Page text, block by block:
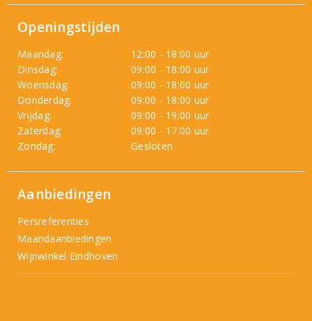
Openingstijden
Maandag:
12:00 - 18:00 uur
Dinsdag:
09:00 - 18:00 uur
Woensdag:
09:00 - 18:00 uur
Donderdag:
09:00 - 18:00 uur
Vrijdag:
09:00 - 19:00 uur
Zaterdag:
09:00 - 17:00 uur
Zondag:
Gesloten
Aanbiedingen
Persreferenties
Maandaanbiedingen
Wijnwinkel Eindhoven